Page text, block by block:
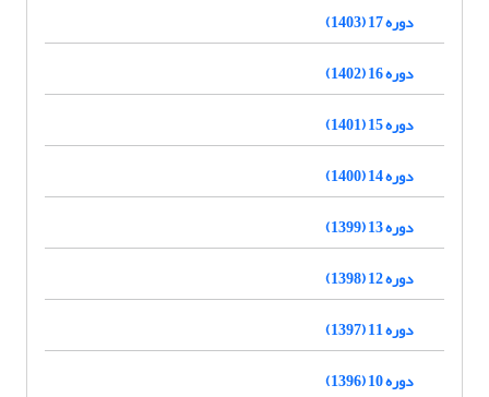
دوره 17 (1403)
دوره 16 (1402)
دوره 15 (1401)
دوره 14 (1400)
دوره 13 (1399)
دوره 12 (1398)
دوره 11 (1397)
دوره 10 (1396)